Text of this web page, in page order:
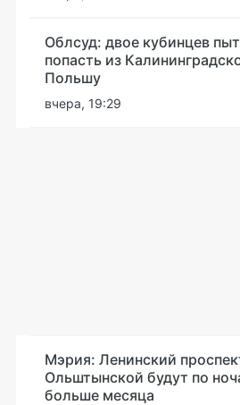
Облсуд: двое кубинцев
попасть из
Польшу
вчера, 19:29
Мэрия: Ленинский
Ольштынской будут по
больше месяца